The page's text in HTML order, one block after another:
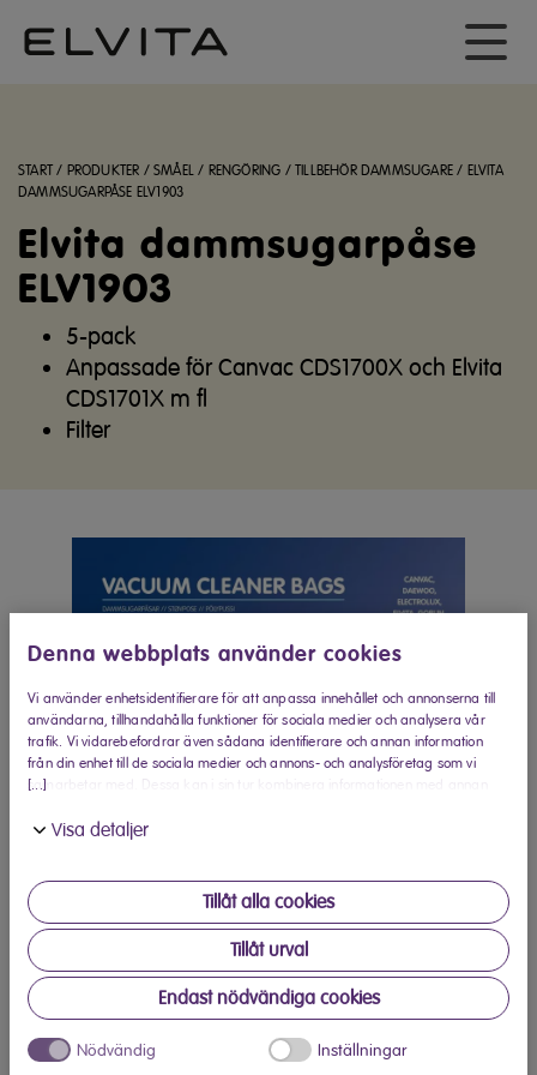
Denna webbplats använder cookies
[...]
Vi använder enhetsidentifierare för att anpassa innehållet och annonserna till
användarna, tillhandahålla funktioner för sociala medier och analysera vår
trafik. Vi vidarebefordrar även sådana identifierare och annan information
från din enhet till de sociala medier och annons- och analysföretag som vi
samarbetar med. Dessa kan i sin tur kombinera informationen med annan
använt deras tjänster.
Visa detaljer
Tillåt alla cookies
Tillåt urval
Endast nödvändiga cookies
Nödvändig Inställningar
START / PRODUKTER /SMÅEL / RENGÖRING /TILLBEHÖR DAMMSUGARE / ELVITA
DAMMSUGARPÅSE ELV1903
Elvita dammsugarpåse
ELV1903
5-pack
Anpassade för Canvac CDS1700X och Elvita
CDS1701X m fl
Filter
Köp hos Elon